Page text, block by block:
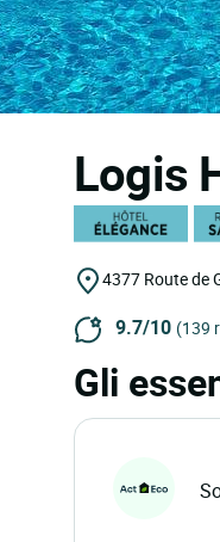
Logis
4377 Route de
9.7/10 (139
Gli